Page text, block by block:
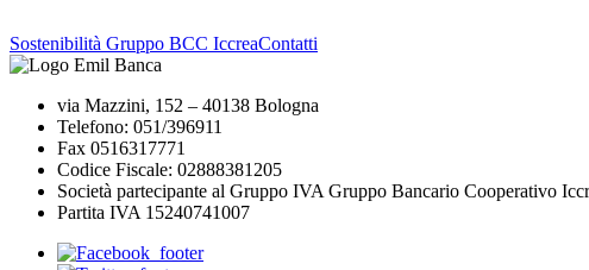
Sostenibilità Gruppo BCC IccreaContatti
via Mazzini, 152 – 40138 Bologna
Telefono: 051/396911
Fax 0516317771
Codice Fiscale: 02888381205
Società partecipante al Gruppo IVA Gruppo Bancario Cooperativo
Partita IVA 15240741007